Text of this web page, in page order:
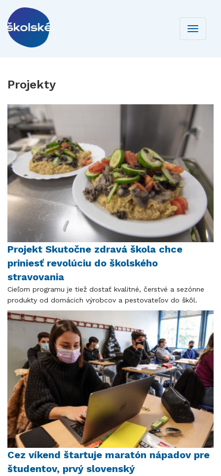
Toggle
Projekty
Projekt Skutočne zdravá škola chce
priniesť revolúciu do školského
stravovania
​​​​​​​Cieľom programu je tiež dostať kvalitné, čerstvé a sezónne
produkty od domácich výrobcov a pestovateľov do škôl.
Cez víkend štartuje maratón nápadov pre
študentov, prvý slovenský